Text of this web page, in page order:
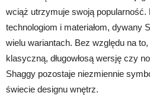
wciąż utrzymuje swoją
technologiom i materiałom, dywany
wielu wariantach. Bez względu na
klasyczną, długowłosą wersję czy
Shaggy pozostaje niezmiennie
świecie designu wnętrz.